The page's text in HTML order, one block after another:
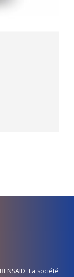
La société